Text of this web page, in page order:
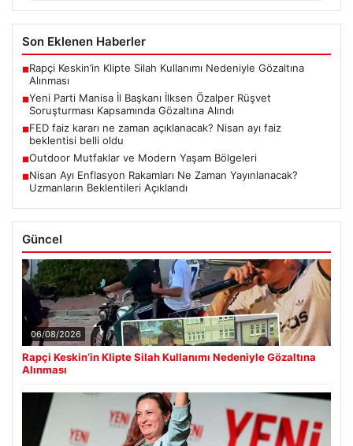
Son Eklenen Haberler
■Rapçi Keskin’in Klipte Silah Kullanımı Nedeniyle Gözaltına
Alınması
■Yeni Parti Manisa İl Başkanı İlksen Özalper Rüşvet
Soruşturması Kapsamında Gözaltına Alındı
■FED faiz kararı ne zaman açıklanacak? Nisan ayı faiz
beklentisi belli oldu
■Outdoor Mutfaklar ve Modern Yaşam Bölgeleri
■Nisan Ayı Enflasyon Rakamları Ne Zaman Yayınlanacak?
Uzmanların Beklentileri Açıklandı
Güncel
06/08/2026
Rapçi Keskin’in Klipte Silah Kullanımı Nedeniyle Gözaltına
Alınması